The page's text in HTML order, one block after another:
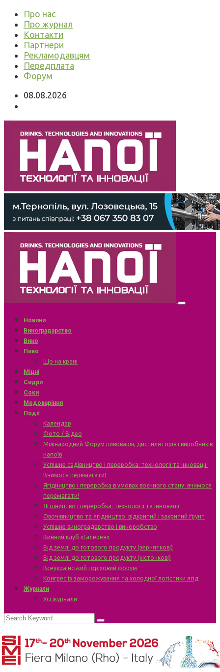
Про нас
Про журнал
Контакти
Партнери
Рекламодавцям
Передплата
Форум
08.08.2026
Новини
Виноградарство
Вино
Пиво
Що на крані
Міцні
Сидри
Соки
Медоваріння
Події
Календар
Фото / Відео
Міжнародний Форум пивоварів, дистиляторів і виробників
напоїв
Успішне садівництво і переробка: технології та інновації.
Вчимося перемагати!
Ягідництво і переробка в умовах воєнного стану: вчимося
перемагати!
Ягідництво і переробка: технології та інновації
Овочівництво та ягідництво: відкритий і закритий ґрунт
Успішне виноградарство і виноробство
Винний клуб «Галерея»
Від землі до готового продукту (зерняткові)
Від землі до готового продукту (кісточкові)
Всеукраїнський горіховий форум
Конгрес із заморожування та холодної логістики ягід
Журнали
Усі журнали